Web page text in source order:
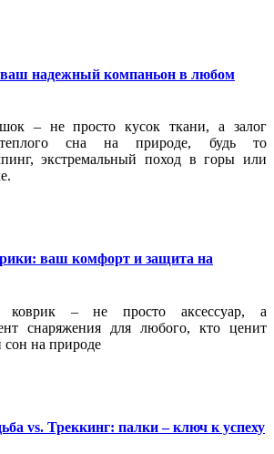
надежный компаньон в любом
– не просто кусок ткани, а залог
сна на природе, будь то
экстремальный поход в горы или
ваш комфорт и защита на
коврик – не просто аксессуар, а
снаряжения для любого, кто ценит
на природе
vs. Треккинг: палки – ключ к успеху